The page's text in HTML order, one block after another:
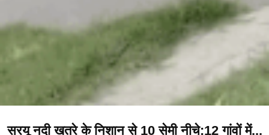
सरयू नदी खतरे के निशान से 10 सेमी नीचे:12 गांवों में...